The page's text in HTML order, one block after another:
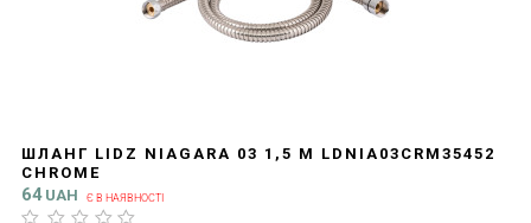
ШЛАНГ LIDZ NIAGARA 03 1,5 М LDNIA03CRM35452
CHROME
64 UAH Є В НАЯВНОСТІ